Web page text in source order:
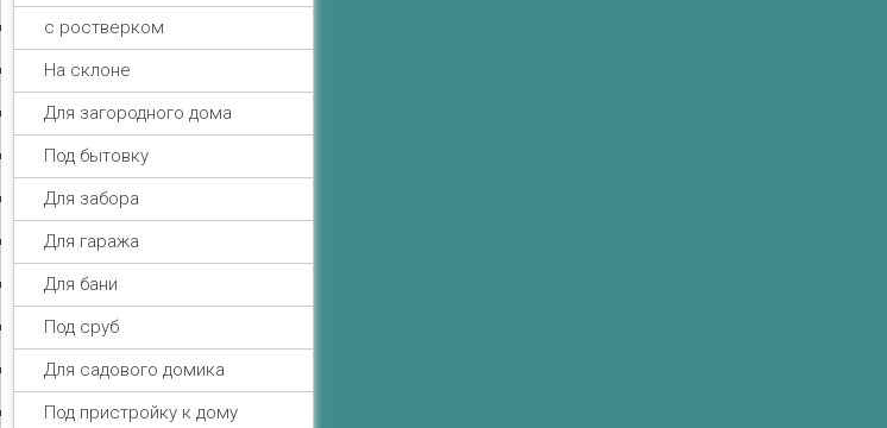
с ростверком
На склоне
Для загородного дома
Под бытовку
Для забора
Для гаража
Для бани
Под сруб
Для садового домика
Под пристройку к дому